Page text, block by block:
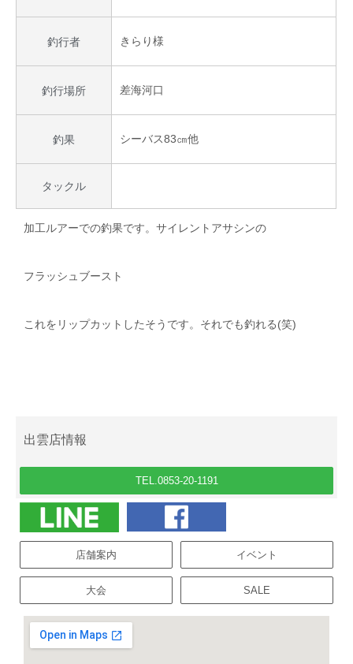
釣行者 きらり様
釣行場所 差海河口
釣果 シーバス83㎝他
タックル
加工ルアーでの釣果です。サイレントアサシンの
フラッシュブースト
これをリップカットしたそうです。それでも釣れる(笑)
出雲店情報
TEL.0853-20-1191
店舗案内 イベント
大会 SALE